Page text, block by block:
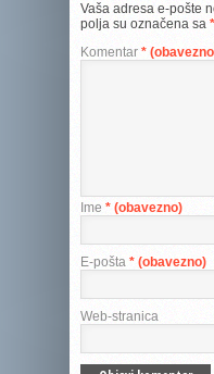
Vaša adresa e-pošte
polja su označena sa
Komentar *
Ime * (obavezno)
E-pošta * (obavezno)
Web-stranica